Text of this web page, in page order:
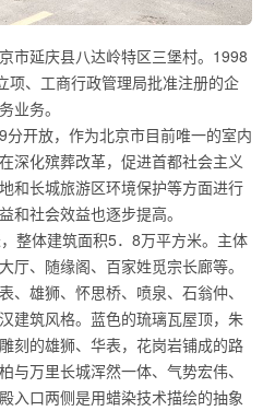
市延庆县八达岭特区三堡村。1998
项、工商行政管理局批准注册的企
业务。
开放，作为北京市目前唯一的室内
深化殡葬改革，促进首都社会主义
和长城旅游区环境保护等方面进行
和社会效益也逐步提高。
整体建筑面积5．8万平方米。主体
厅、随缘阁、百家姓觅宗长廊等。
、雄狮、怀思桥、喷泉、石翁仲、
建筑风格。蓝色的琉璃瓦屋顶，朱
刻的雄狮、华表，花岗岩铺成的路
与万里长城浑然一体、气势宏伟、
入口两侧是用蜡染技术描绘的抽象